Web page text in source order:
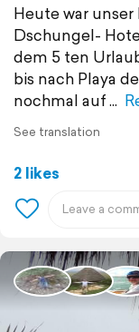
Heute war
Dschungel-
dem 5 ten
bis nach Playa
nochmal auf
See translation
2 likes